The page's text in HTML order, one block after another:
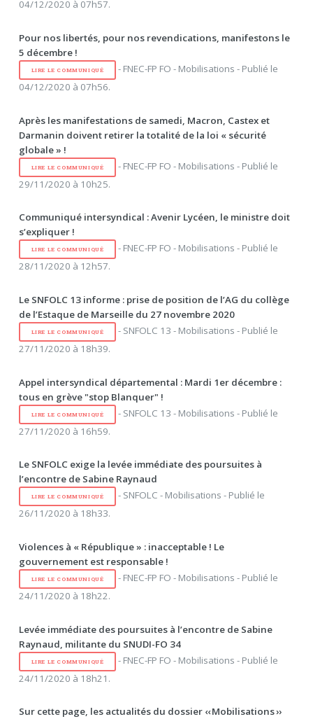
04/12/2020 à 07h57.
Pour nos libertés, pour nos revendications, manifestons le
5 décembre !
LIRE LE COMMUNIQUÉ
- FNEC-FP FO - Mobilisations - Publié le
04/12/2020 à 07h56.
Après les manifestations de samedi, Macron, Castex et
Darmanin doivent retirer la totalité de la loi « sécurité
globale » !
LIRE LE COMMUNIQUÉ
- FNEC-FP FO - Mobilisations - Publié le
29/11/2020 à 10h25.
Communiqué intersyndical : Avenir Lycéen, le ministre doit
s’expliquer !
LIRE LE COMMUNIQUÉ
- FNEC-FP FO - Mobilisations - Publié le
28/11/2020 à 12h57.
Le SNFOLC 13 informe : prise de position de l’AG du collège
de l’Estaque de Marseille du 27 novembre 2020
LIRE LE COMMUNIQUÉ
- SNFOLC 13 - Mobilisations - Publié le
27/11/2020 à 18h39.
Appel intersyndical départemental : Mardi 1er décembre :
tous en grève "stop Blanquer" !
LIRE LE COMMUNIQUÉ
- SNFOLC 13 - Mobilisations - Publié le
27/11/2020 à 16h59.
Le SNFOLC exige la levée immédiate des poursuites à
l’encontre de Sabine Raynaud
LIRE LE COMMUNIQUÉ
- SNFOLC - Mobilisations - Publié le
26/11/2020 à 18h33.
Violences à « République » : inacceptable ! Le
gouvernement est responsable !
LIRE LE COMMUNIQUÉ
- FNEC-FP FO - Mobilisations - Publié le
24/11/2020 à 18h22.
Levée immédiate des poursuites à l’encontre de Sabine
Raynaud, militante du SNUDI-FO 34
LIRE LE COMMUNIQUÉ
- FNEC-FP FO - Mobilisations - Publié le
24/11/2020 à 18h21.
Sur cette page, les actualités du dossier ‹‹ Mobilisations ››